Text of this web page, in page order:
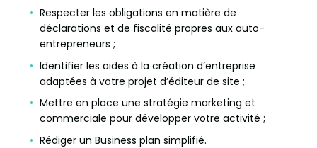
Respecter les obligations en matière de
déclarations et de fiscalité propres aux auto-
entrepreneurs ;
Identifier les aides à la création d’entreprise
adaptées à votre projet d’éditeur de site ;
Mettre en place une stratégie marketing et
commerciale pour développer votre activité ;
Rédiger un Business plan simplifié.